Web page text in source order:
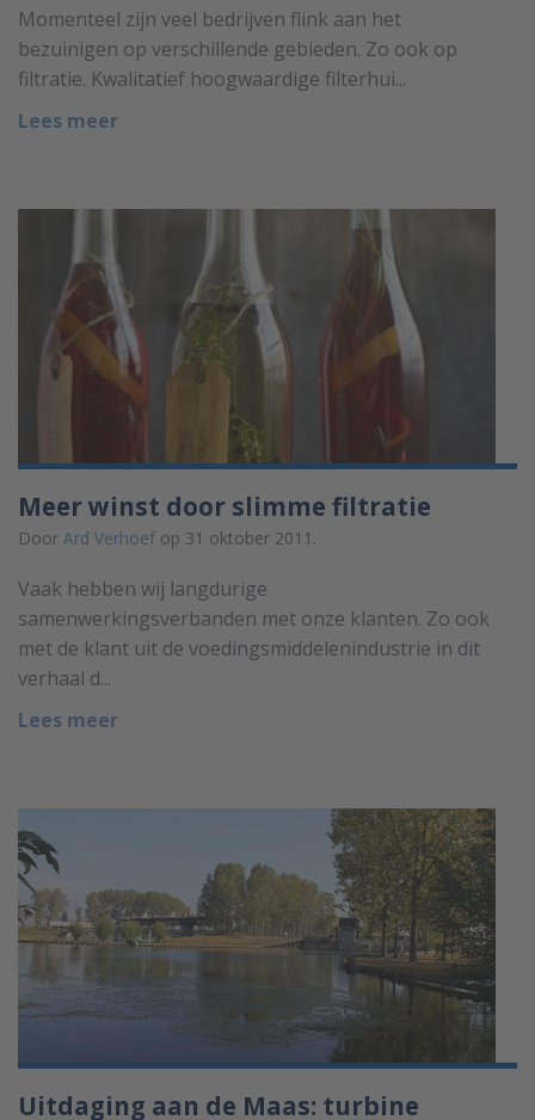
Momenteel zijn veel bedrijven flink aan het
bezuinigen op verschillende gebieden. Zo ook op
filtratie. Kwalitatief hoogwaardige filterhui...
Lees meer
Meer winst door slimme filtratie
Door Ard Verhoef op 31 oktober 2011.
Vaak hebben wij langdurige
samenwerkingsverbanden met onze klanten. Zo ook
met de klant uit de voedingsmiddelenindustrie in dit
verhaal d...
Lees meer
Uitdaging aan de Maas: turbine